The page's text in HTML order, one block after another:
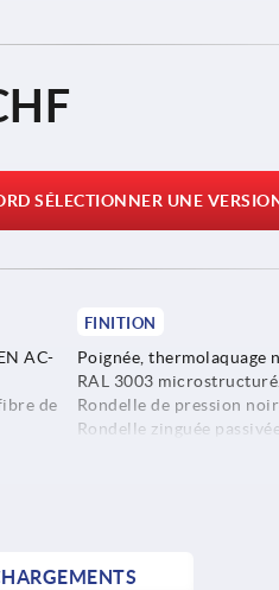
SÉLECTIONNER UNE
AC-
de
FINITION
Poignée,
RAL 3003 microstructuré.
Rondelle de pression
Rondelle zinguée